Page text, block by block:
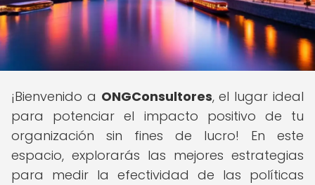
¡Bienvenido a ONGConsultores, el lugar ideal
para potenciar el impacto positivo de tu
organización sin fines de lucro! En este
espacio, explorarás las mejores estrategias
para medir la efectividad de las políticas